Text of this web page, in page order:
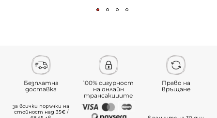
Безплатна
доставка
за всички поръчки на
стойност над 35€ /
100% сигурност
на онлайн
трансакциите
Право на
връщане